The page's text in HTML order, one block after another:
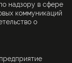
надзору в сфере
коммуникаций
о